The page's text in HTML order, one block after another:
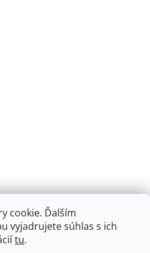
cookie. Ďalším
vyjadrujete súhlas s ich
tu.